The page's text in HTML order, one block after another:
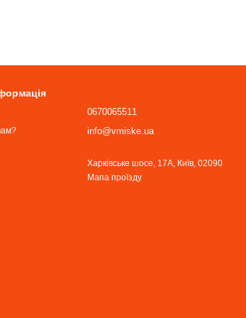
0670065511
info@vmiske.ua
Харківське шосе, 17А, Київ, 02090
Мапа проїзду